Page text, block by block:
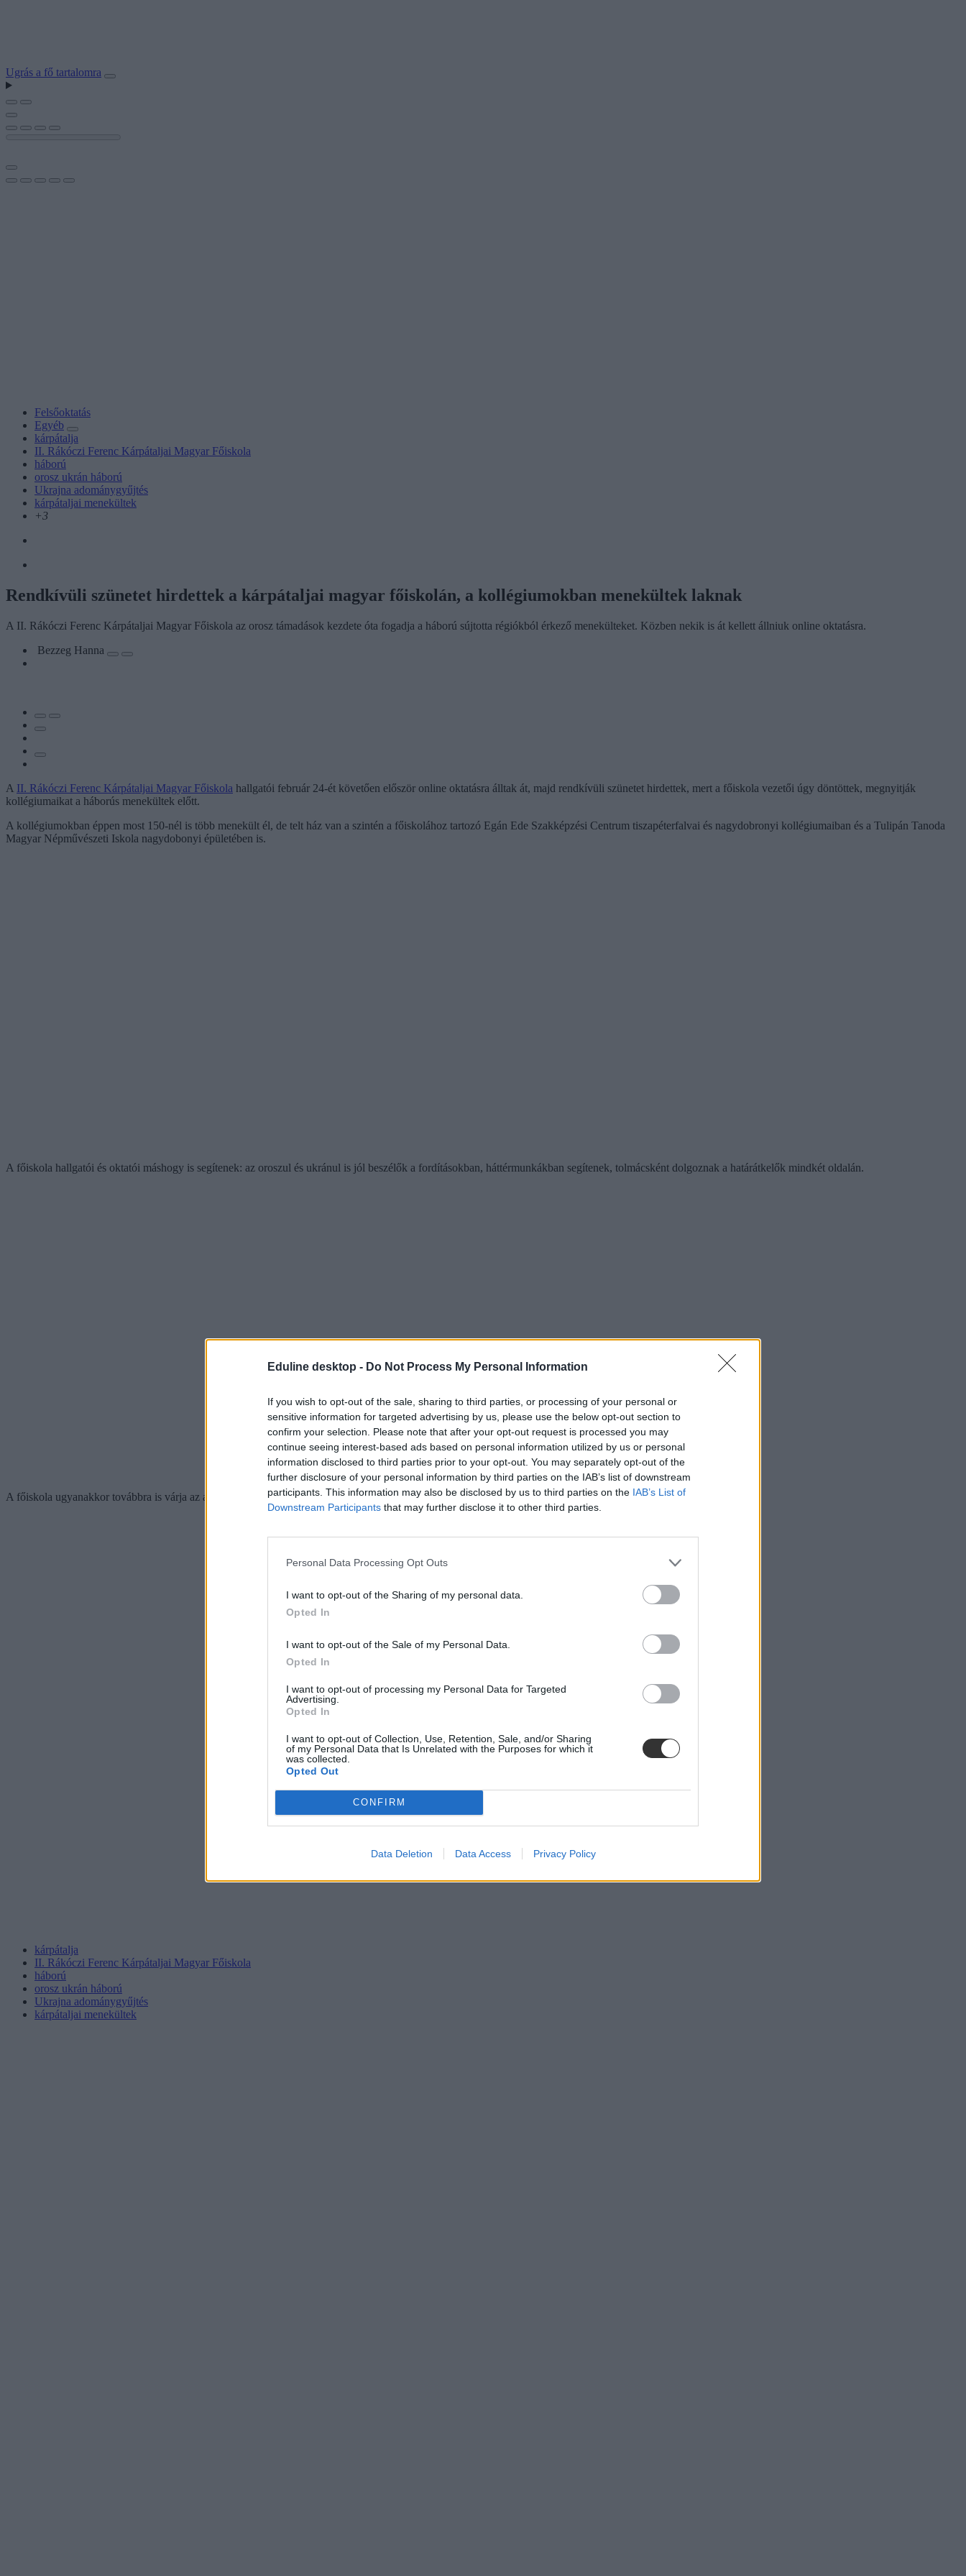
Eduline desktop - Do Not Process My Personal Information
If you wish to opt-out of the sale, sharing to third parties, or processing of your personal or
sensitive information for targeted advertising by us, please use the below opt-out section to
confirm your selection. Please note that after your opt-out request is processed you may
continue seeing interest-based ads based on personal information utilized by us or personal
information disclosed to third parties prior to your opt-out. You may separately opt-out of the
further disclosure of your personal information by third parties on the IAB’s list of downstream
participants. This information may also be disclosed by us to third parties on the IAB’s List of
Downstream Participants that may further disclose it to other third parties.
Personal Data Processing Opt Outs
I want to opt-out of the Sharing of my personal data.
Opted In
I want to opt-out of the Sale of my Personal Data.
Opted In
I want to opt-out of processing my Personal Data for Targeted
Advertising.
Opted In
I want to opt-out of Collection, Use, Retention, Sale, and/or Sharing
of my Personal Data that Is Unrelated with the Purposes for which it
was collected.
Opted Out
CONFIRM
Data Deletion Data Access Privacy Policy
Ugrás a fő tartalomra
Felsőoktatás
Egyéb
kárpátalja
II. Rákóczi Ferenc Kárpátaljai Magyar Főiskola
háború
orosz ukrán háború
Ukrajna adománygyűjtés
kárpátaljai menekültek
+3
Rendkívüli szünetet hirdettek a kárpátaljai magyar főiskolán, a kollégiumokban menekültek laknak
A II. Rákóczi Ferenc Kárpátaljai Magyar Főiskola az orosz támadások kezdete óta fogadja a háború sújtotta régiókból érkező menekülteket. Közben nekik is át kellett állniuk online oktatásra.
Bezzeg Hanna
A II. Rákóczi Ferenc Kárpátaljai Magyar Főiskola hallgatói február 24-ét követően először online oktatásra álltak át, majd rendkívüli szünetet hirdettek, mert a főiskola vezetői úgy döntöttek, megnyitják
kollégiumaikat a háborús menekültek előtt.
A kollégiumokban éppen most 150-nél is több menekült él, de telt ház van a szintén a főiskolához tartozó Egán Ede Szakképzési Centrum tiszapéterfalvai és nagydobronyi kollégiumaiban és a Tulipán Tanoda
Magyar Népművészeti Iskola nagydobonyi épületében is.
A főiskola hallgatói és oktatói máshogy is segítenek: az oroszul és ukránul is jól beszélők a fordításokban, háttérmunkákban segítenek, tolmácsként dolgoznak a határátkelők mindkét oldalán.
A főiskola ugyanakkor továbbra is várja az adományokat, amelyekből többek között tányérokat, edényeket, ágyneműt vásárolnának.
kárpátalja
II. Rákóczi Ferenc Kárpátaljai Magyar Főiskola
háború
orosz ukrán háború
Ukrajna adománygyűjtés
kárpátaljai menekültek